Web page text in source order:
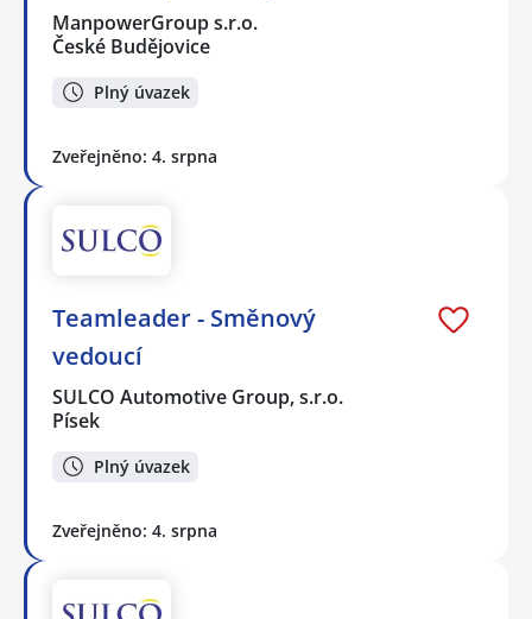
ManpowerGroup s.r.o.
České Budějovice
Plný úvazek
Zveřejněno: 4. srpna
Teamleader - Směnový
vedoucí
SULCO Automotive Group, s.r.o.
Písek
Plný úvazek
Zveřejněno: 4. srpna